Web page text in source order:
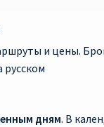
и цены.
дням. В